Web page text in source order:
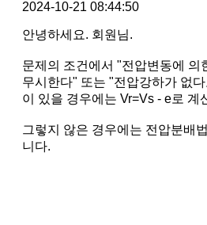
2024-10-21 08:44:50
안녕하세요. 회원님.
문제의 조건에서 "전압변동에 의
무시한다" 또는 "전압강하가 없
이 있을 경우에는 Vr=Vs - e로 계
그렇지 않은 경우에는 전압분배
니다.